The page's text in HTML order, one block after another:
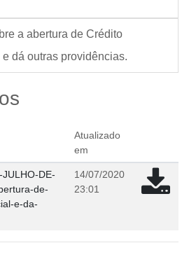
a abertura de Crédito
dá outras providências.
Atualizado
em
DE-
de-
e-da-
14/07/2020
23:01